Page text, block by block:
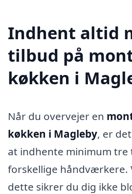
Indhent altid
tilbud på
køkken i
Når du overvejer en
køkken i Magleby, er
at indhente minimum tre
forskellige håndværkere.
dette sikrer du dig ikke